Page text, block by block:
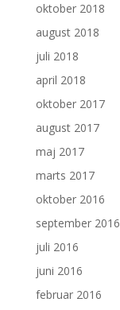
oktober 2018
august 2018
juli 2018
april 2018
oktober 2017
august 2017
maj 2017
marts 2017
oktober 2016
september 2016
juli 2016
juni 2016
februar 2016